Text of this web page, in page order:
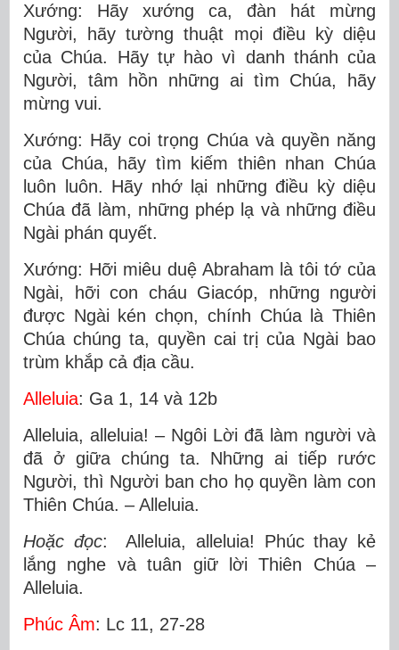
Xướng: Hãy xướng ca, đàn hát mừng
Người, hãy tường thuật mọi điều kỳ diệu
của Chúa. Hãy tự hào vì danh thánh của
Người, tâm hồn những ai tìm Chúa, hãy
mừng vui.
Xướng: Hãy coi trọng Chúa và quyền năng
của Chúa, hãy tìm kiếm thiên nhan Chúa
luôn luôn. Hãy nhớ lại những điều kỳ diệu
Chúa đã làm, những phép lạ và những điều
Ngài phán quyết.
Xướng: Hỡi miêu duệ Abraham là tôi tớ của
Ngài, hỡi con cháu Giacóp, những người
được Ngài kén chọn, chính Chúa là Thiên
Chúa chúng ta, quyền cai trị của Ngài bao
trùm khắp cả địa cầu.
Alleluia: Ga 1, 14 và 12b
Alleluia, alleluia! – Ngôi Lời đã làm người và
đã ở giữa chúng ta. Những ai tiếp rước
Người, thì Người ban cho họ quyền làm con
Thiên Chúa. – Alleluia.
Hoặc đọc: Alleluia, alleluia! Phúc thay kẻ
lắng nghe và tuân giữ lời Thiên Chúa –
Alleluia.
Phúc Âm: Lc 11, 27-28